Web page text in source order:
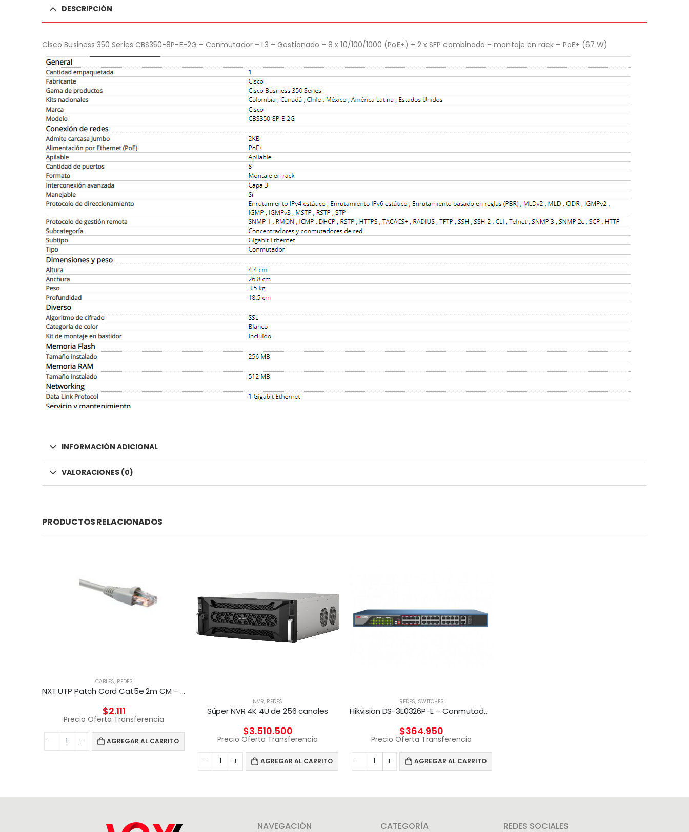
DESCRIPCIÓN
Cisco Business 350 Series CBS350-8P-E-2G – Conmutador – L3 – Gestionado – 8 x 10/100/1000 (PoE+) + 2 x SFP combinado – montaje en rack – PoE+ (67 W)
INFORMACIÓN ADICIONAL
VALORACIONES (0)
PRODUCTOS RELACIONADOS
CABLES, REDES
NXT UTP Patch Cord Cat5e 2m CM – GRIS
$2.111
Precio Oferta Transferencia
AGREGAR AL CARRITO
NVR, REDES
Súper NVR 4K 4U de 256 canales
$3.510.500
Precio Oferta Transferencia
AGREGAR AL CARRITO
REDES, SWITCHES
Hikvision DS-3E0326P-E – Conmutador – sin gestionar – 24 x 10/100 (8 PoE) + 2 x Gigabit SFP (enlace ascendente) – sobremesa – PoE+ (370 W)
$364.950
Precio Oferta Transferencia
AGREGAR AL CARRITO
NAVEGACIÓN CATEGORÍA REDES SOCIALES